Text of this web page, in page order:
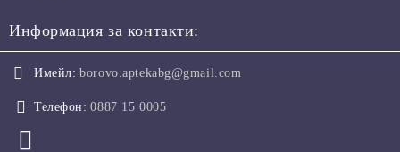
Информация за контакти:
Имейл: borovo.aptekabg@gmail.com
Телефон: 0887 15 0005